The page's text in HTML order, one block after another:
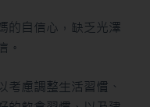
的自信心，缺乏光澤
。
考慮調整生活習慣、